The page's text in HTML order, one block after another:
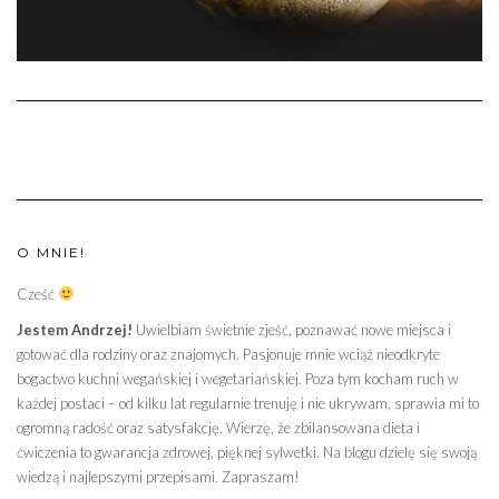
O MNIE!
Cześć
Jestem Andrzej! Uwielbiam świetnie zjeść, poznawać nowe miejsca i
gotować dla rodziny oraz znajomych. Pasjonuje mnie wciąż nieodkryte
bogactwo kuchni wegańskiej i wegetariańskiej. Poza tym kocham ruch w
każdej postaci – od kilku lat regularnie trenuję i nie ukrywam, sprawia mi to
ogromną radość oraz satysfakcję. Wierzę, że zbilansowana dieta i
ćwiczenia to gwarancja zdrowej, pięknej sylwetki. Na blogu dzielę się swoją
wiedzą i najlepszymi przepisami. Zapraszam!